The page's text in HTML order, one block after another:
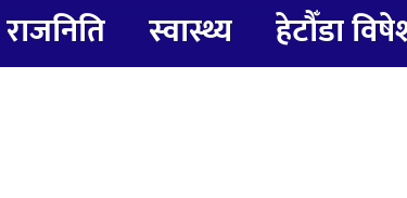
राजनिति स्वास्थ्य हेटौँडा